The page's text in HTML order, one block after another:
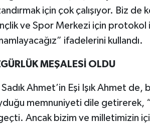
için çok çalışıyor. Biz
ve Spor Merkezi için protokol
ifadelerini kullandı.
MEŞALESİ OLDU
Sadık Ahmet’in Eşi Işık Ahmet de,
memnuniyeti dile getirerek,
Ancak bizim ve milletimizin